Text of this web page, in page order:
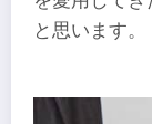
と思います。